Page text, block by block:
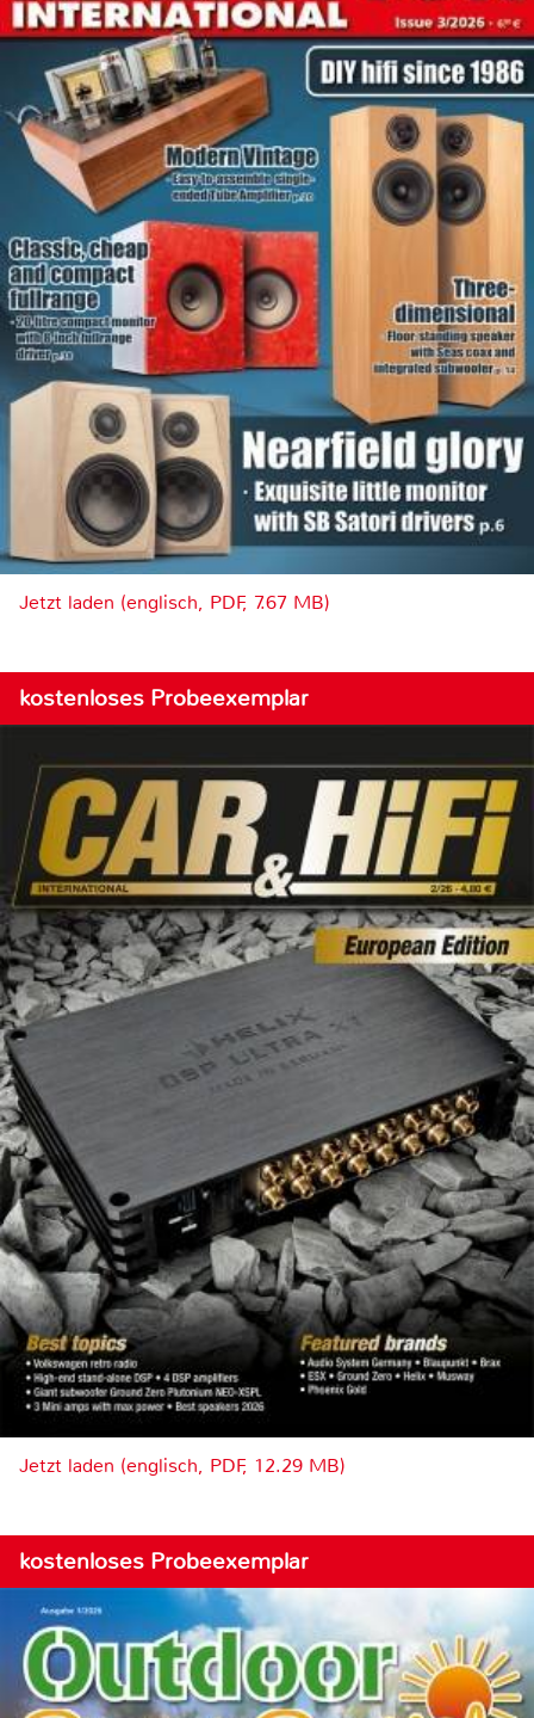
Jetzt laden (englisch, PDF, 7.67 MB)
kostenloses Probeexemplar
Jetzt laden (englisch, PDF, 12.29 MB)
kostenloses Probeexemplar